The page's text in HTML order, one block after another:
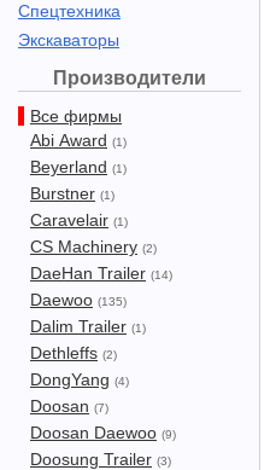
Спецтехника
Экскаваторы
Производители
Все фирмы
Abi Award (1)
Beyerland (1)
Burstner (1)
Caravelair (1)
CS Machinery (2)
DaeHan Trailer (14)
Daewoo (135)
Dalim Trailer (1)
Dethleffs (2)
DongYang (4)
Doosan (7)
Doosan Daewoo (9)
Doosung Trailer (3)